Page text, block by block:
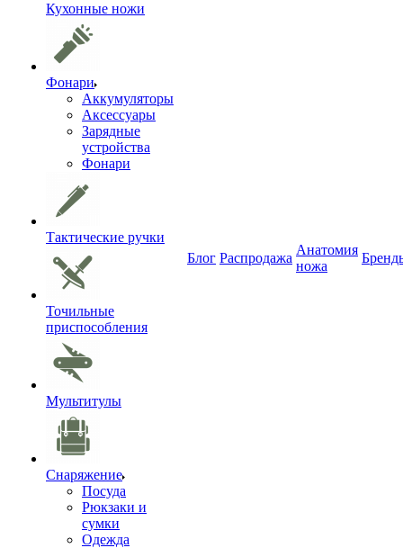
Кухонные ножи
Фонари
Аккумуляторы
Аксессуары
Зарядные
устройства
Фонари
Тактические ручки
Точильные
приспособления
Мультитулы
Снаряжение
Посуда
Рюкзаки и
сумки
Одежда
Блог Распродажа
Анатомия
ножа